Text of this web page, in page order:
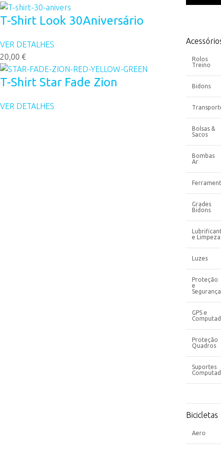
T-Shirt Look 30Aniversário
VER DETALHES
20,00 €
T-Shirt Star Fade Zion
VER DETALHES
Rolos
Treino
Bidons
Bolsas &
Sacos
Bombas
Ar
Grades
Bidons
e Limpeza
Luzes
Proteção
e
Segurança
GPS e
Proteção
Quadros
Suportes
Bicicletas
Aero